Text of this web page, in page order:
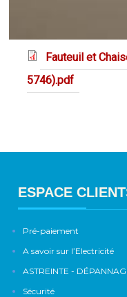
Fauteuil et
5746).pdf
ESPACE
Pré-paiement
A savoir sur l’Electricité
ASTREINTE -
Sécurité